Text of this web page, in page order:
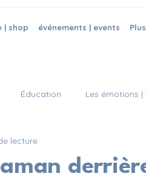
| shop événements | events Plus
Éducation Les émotions |
lecture